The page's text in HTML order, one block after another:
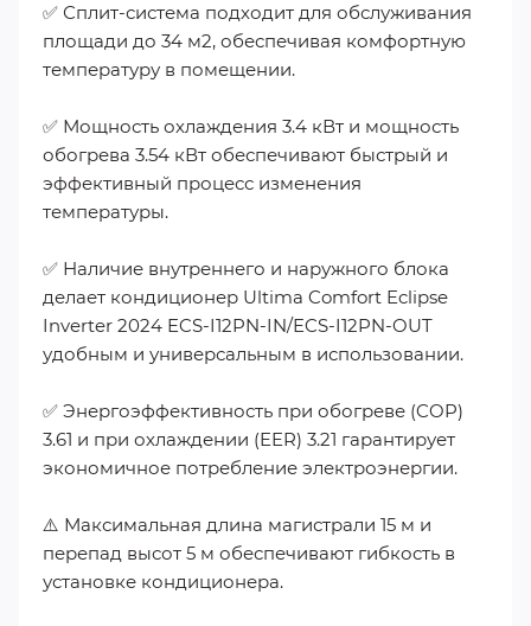
✅ Сплит-система подходит для обслуживания
площади до 34 м2, обеспечивая комфортную
температуру в помещении.
✅ Мощность охлаждения 3.4 кВт и мощность
обогрева 3.54 кВт обеспечивают быстрый и
эффективный процесс изменения
температуры.
✅ Наличие внутреннего и наружного блока
делает кондиционер Ultima Comfort Eclipse
Inverter 2024 ECS-I12PN-IN/ECS-I12PN-OUT
удобным и универсальным в использовании.
✅ Энергоэффективность при обогреве (COP)
3.61 и при охлаждении (EER) 3.21 гарантирует
экономичное потребление электроэнергии.
⚠️ Максимальная длина магистрали 15 м и
перепад высот 5 м обеспечивают гибкость в
установке кондиционера.